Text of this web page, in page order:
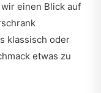
einen Blick auf
klassisch oder
etwas zu